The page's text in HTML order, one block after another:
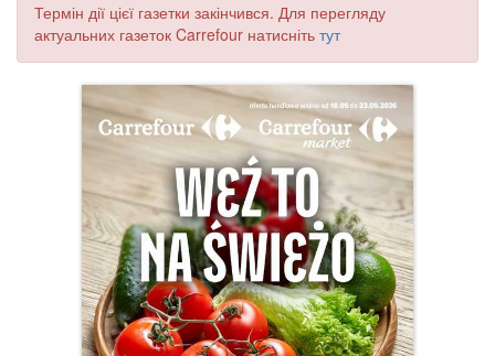
Термін дії цієї газетки закінчився. Для перегляду
актуальних газеток Carrefour натисніть тут